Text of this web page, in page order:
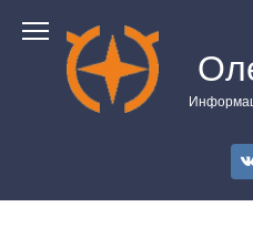
контенту